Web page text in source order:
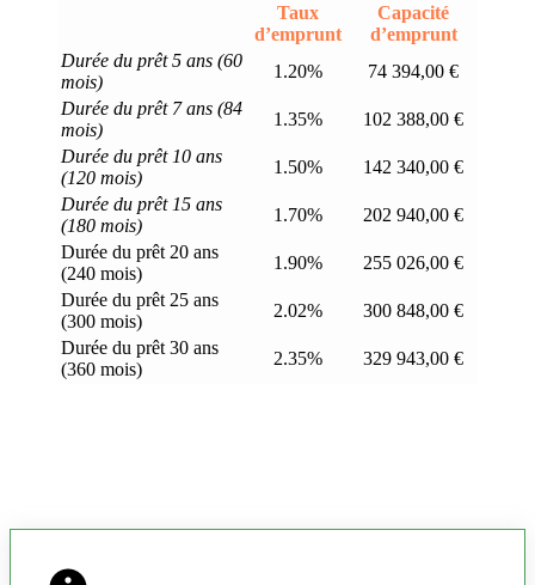
Taux
d’emprunt
Capacité
d’emprunt
Durée du prêt 5 ans (60
mois)
1.20%
74 394,00 €
Durée du prêt 7 ans (84
mois)
1.35%
102 388,00 €
Durée du prêt 10 ans
(120 mois)
1.50%
142 340,00 €
Durée du prêt 15 ans
(180 mois)
1.70%
202 940,00 €
Durée du prêt 20 ans
(240 mois)
1.90%
255 026,00 €
Durée du prêt 25 ans
(300 mois)
2.02%
300 848,00 €
Durée du prêt 30 ans
(360 mois)
2.35% 329 943,00 €